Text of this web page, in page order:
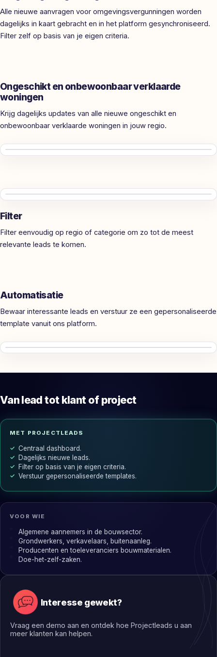
Alle nieuwe aanvragen voor omgevingsvergunningen worden
dagelijks in kaart gebracht en in het platform gesynchroniseerd.
Filter zelf op basis van je eigen criteria.
Ongeschikt en onbewoonbaar verklaarde
woningen
Krijg dagelijks updates van alle nieuwe ongeschikt en
onbewoonbaar verklaarde woningen in jouw regio.
Filter
Filter eenvoudig op regio of categorie om zo tot de meest
relevante leads te komen.
Automatisatie
Bewaar interessante leads en verstuur ze een gepersonaliseerde
template vanuit ons platform.
Van lead tot klant of project
MET PROJECTLEADS
Centraal dashboard.
Dagelijks nieuwe leads.
Filter op basis van je eigen criteria.
Verstuur gepersonaliseerde templates.
VOOR WIE
Algemene aannemers in de bouwsector.
Grondwerkers, verkavelaars, buitenaanleg.
Producenten en toeleveranciers bouwmaterialen.
Doe-het-zelf-zaken.
Interesse gewekt?
Vraag een demo aan en ontdek hoe Projectleads u aan
meer klanten kan helpen.